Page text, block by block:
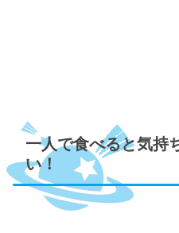
一人で食べると気持
い！